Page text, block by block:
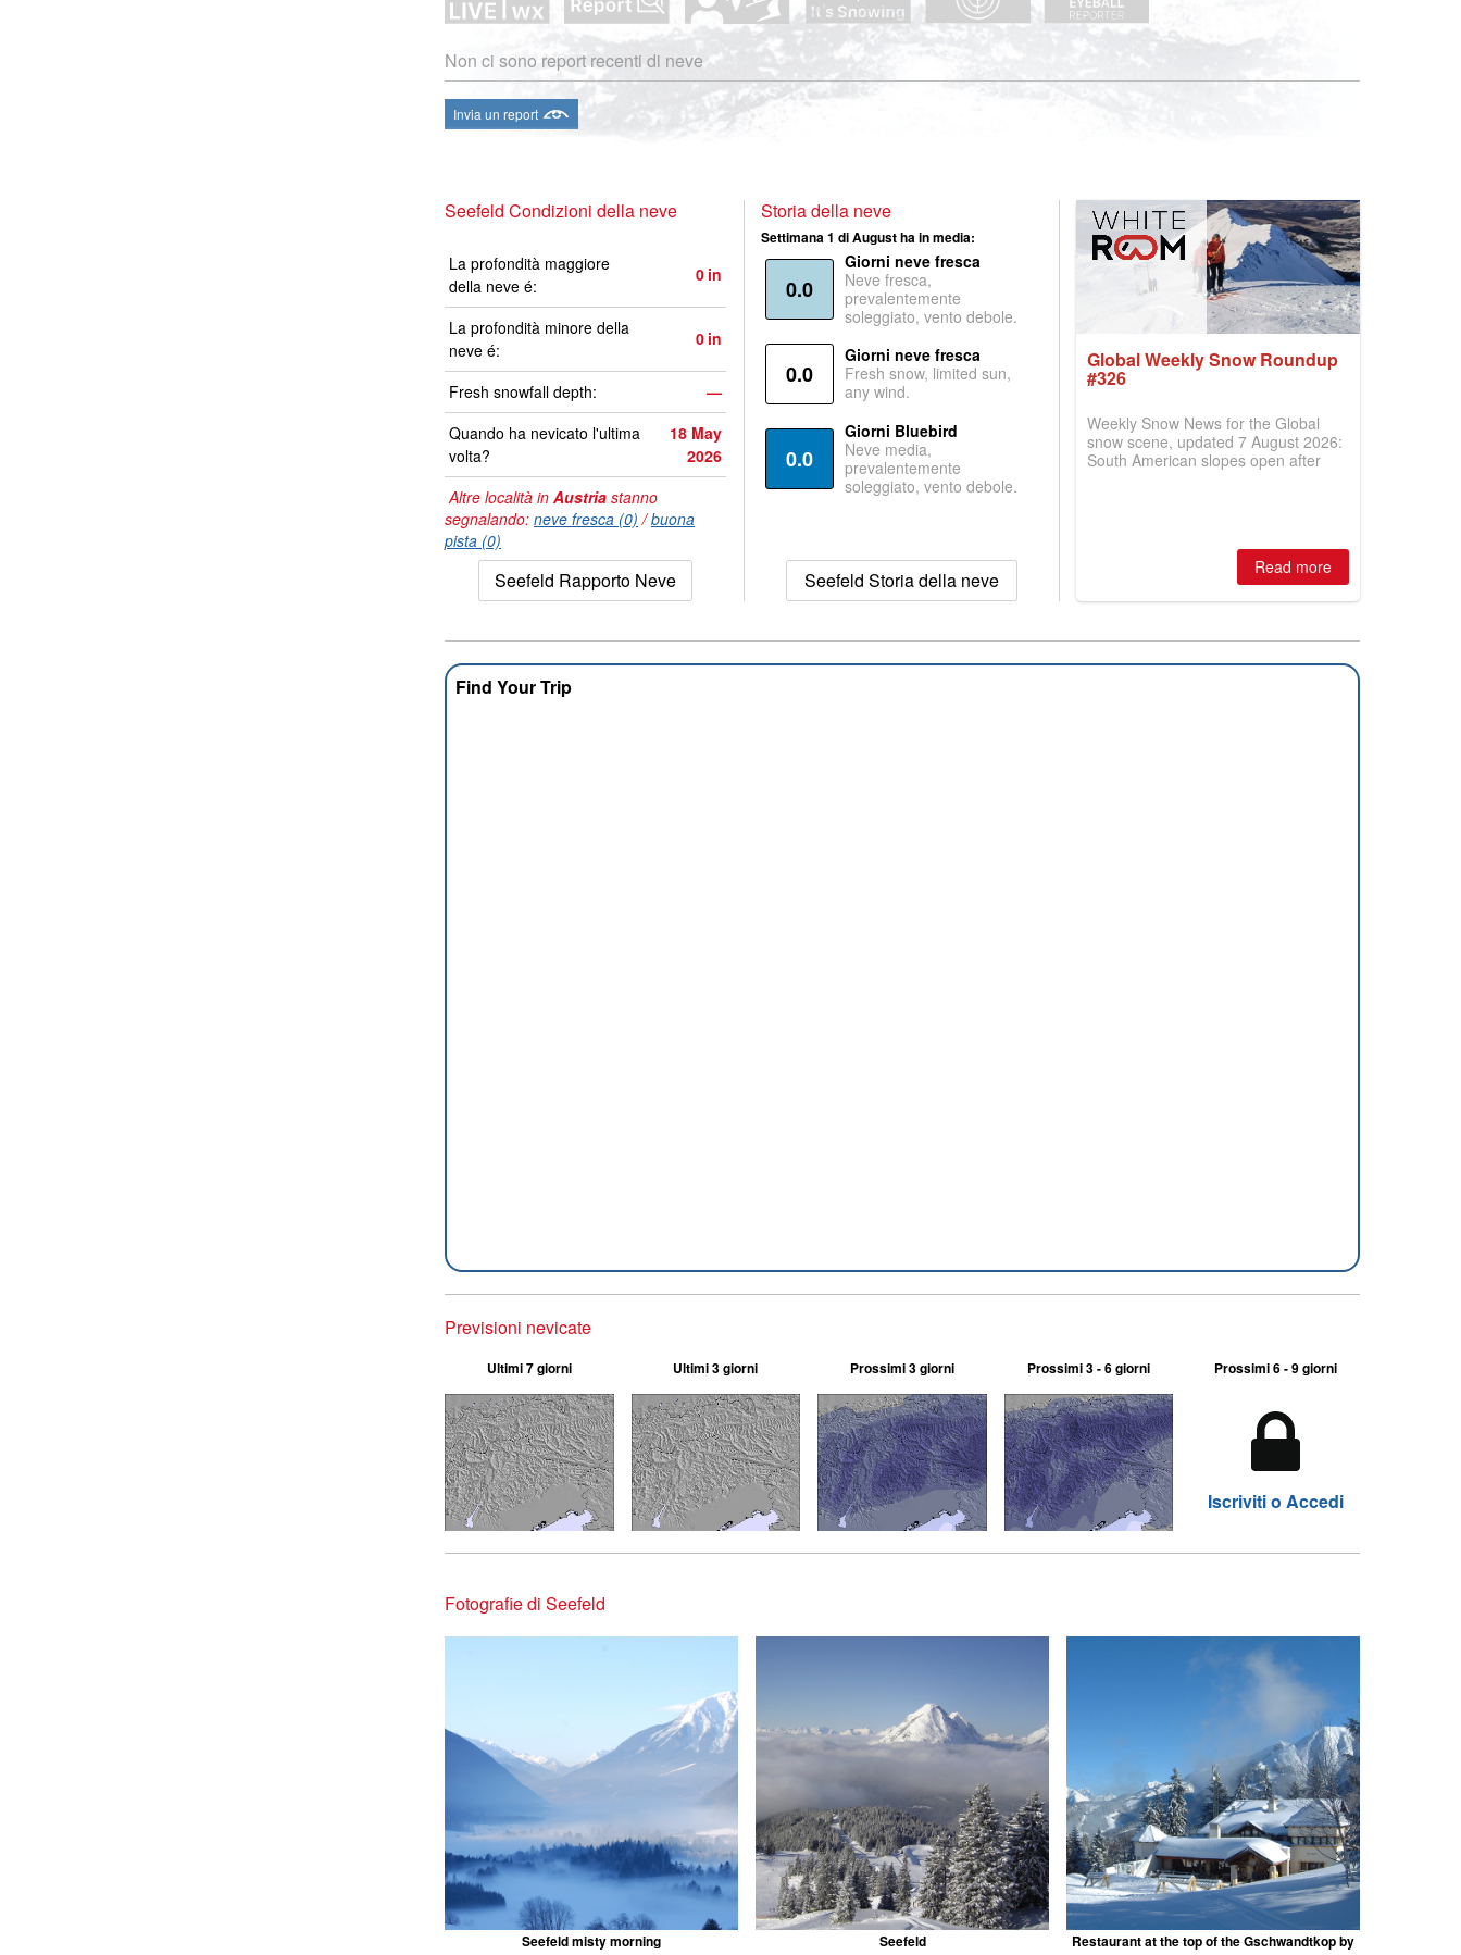
Non ci sono report recenti di neve
Invia un report
Seefeld Condizioni della neve
La profondità maggiore
della neve é:
0 in
La profondità minore della
neve é:
0 in
Fresh snowfall depth:
—
Quando ha nevicato l'ultima
volta?
18 May
2026
Altre località in Austria stanno
segnalando: neve fresca (0) /buona
pista (0)
Seefeld Rapporto Neve
Storia della neve
Settimana 1 di August ha in media:
0.0
Giorni neve fresca
Neve fresca,
prevalentemente
soleggiato, vento debole.
0.0
Giorni neve fresca
Fresh snow, limited sun,
any wind.
0.0
Giorni Bluebird
Neve media,
prevalentemente
soleggiato, vento debole.
Seefeld Storia della neve
Global Weekly Snow Roundup
#326
Weekly Snow News for the Global
snow scene, updated 7 August 2026:
South American slopes open after
two outdoor areas still open.
Read more
Find Your Trip
Previsioni nevicate
Ultimi 7 giorni Ultimi 3 giorni Prossimi 3 giorni Prossimi 3 - 6 giorni Prossimi 6 - 9 giorni
Iscriviti o Accedi
Fotografie di Seefeld
Seefeld misty morning Seefeld
Restaurant at the top of the Gschwandtkop by